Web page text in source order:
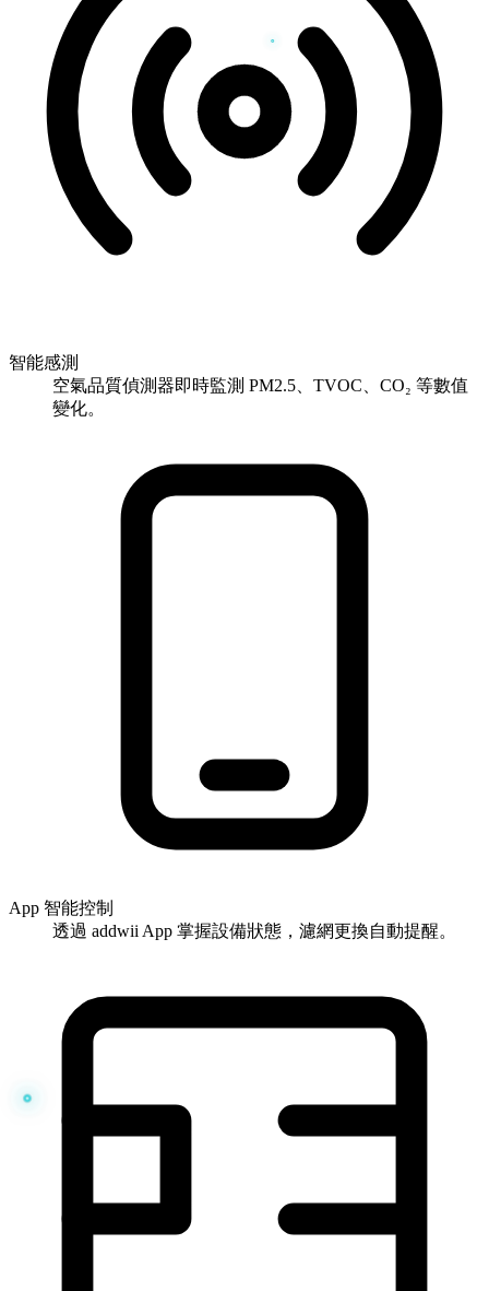
智能感測
空氣品質偵測器即時監測 PM2.5、TVOC、CO₂ 等數值
變化。
App 智能控制
透過 addwii App 掌握設備狀態，濾網更換自動提醒。